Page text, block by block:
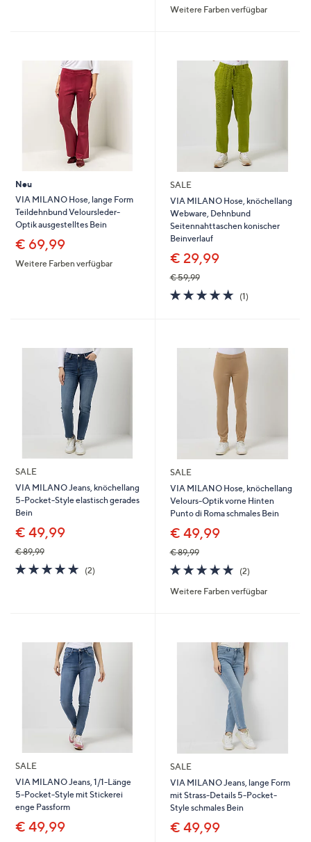
Weitere Farben verfügbar
Neu
VIA MILANO Hose, lange Form
Teildehnbund Veloursleder-
Optik ausgestelltes Bein
€ 69,99
Weitere Farben verfügbar
SALE
VIA MILANO Hose, knöchellang
Webware, Dehnbund
Seitennahttaschen konischer
Beinverlauf
€ 29,99
€ 59,99
5.0
von
(1)1
SALE
VIA MILANO Jeans, knöchellang
5-Pocket-Style elastisch gerades
Bein
€ 49,99
€ 89,99
5.0
von
(2)2
SALE
VIA MILANO Hose, knöchellang
Velours-Optik vorne Hinten
Punto di Roma schmales Bein
€ 49,99
€ 89,99
5.0
von
5
(2)2
Weitere Farben verfügbar
SALE
VIA MILANO Jeans, 1/1-Länge
5-Pocket-Style mit Stickerei
enge Passform
€ 49,99
SALE
VIA MILANO Jeans, lange Form
mit Strass-Details 5-Pocket-
Style schmales Bein
€ 49,99